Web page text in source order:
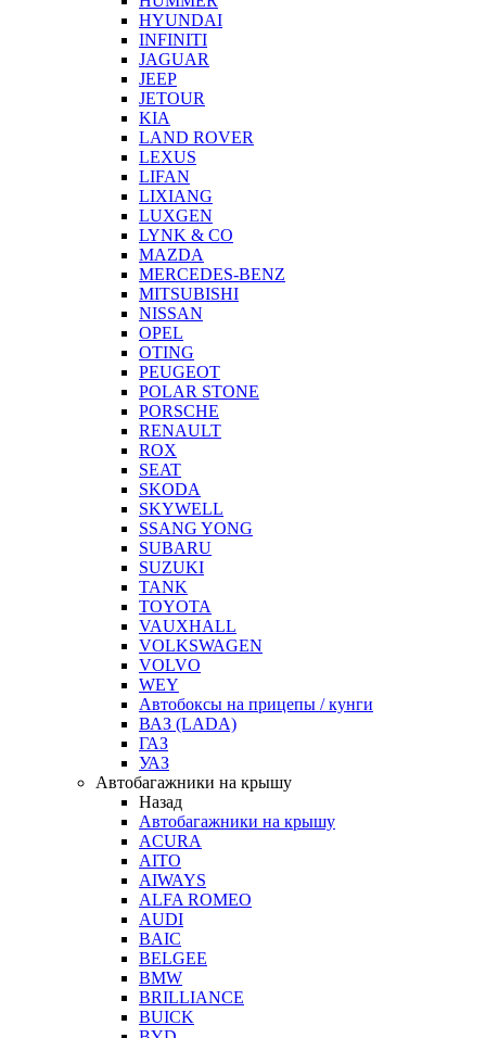
HYUNDAI
INFINITI
JAGUAR
JEEP
JETOUR
KIA
LAND ROVER
LEXUS
LIFAN
LIXIANG
LUXGEN
LYNK & CO
MAZDA
MERCEDES-BENZ
MITSUBISHI
NISSAN
OPEL
OTING
PEUGEOT
POLAR STONE
PORSCHE
RENAULT
ROX
SEAT
SKODA
SKYWELL
SSANG YONG
SUBARU
SUZUKI
TANK
TOYOTA
VAUXHALL
VOLKSWAGEN
VOLVO
WEY
Автобоксы на прицепы / кунги
ВАЗ (LADA)
ГАЗ
УАЗ
Автобагажники на крышу
Назад
Автобагажники на крышу
ACURA
AITO
AIWAYS
ALFA ROMEO
AUDI
BAIC
BELGEE
BMW
BRILLIANCE
BUICK